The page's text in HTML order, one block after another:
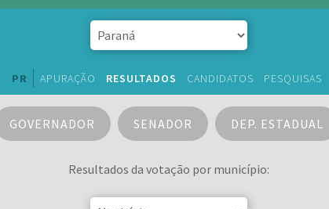
PR APURAÇÃO RESULTADOS CANDIDATOS PESQUISAS
GOVERNADOR SENADOR DEP. ESTADUAL
Resultados da votação por município: